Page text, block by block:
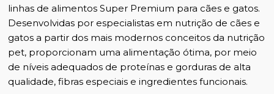
linhas de alimentos Super Premium para cães e gatos.
Desenvolvidas por especialistas em nutrição de cães e
gatos a partir dos mais modernos conceitos da nutrição
pet, proporcionam uma alimentação ótima, por meio
de níveis adequados de proteínas e gorduras de alta
qualidade, fibras especiais e ingredientes funcionais.